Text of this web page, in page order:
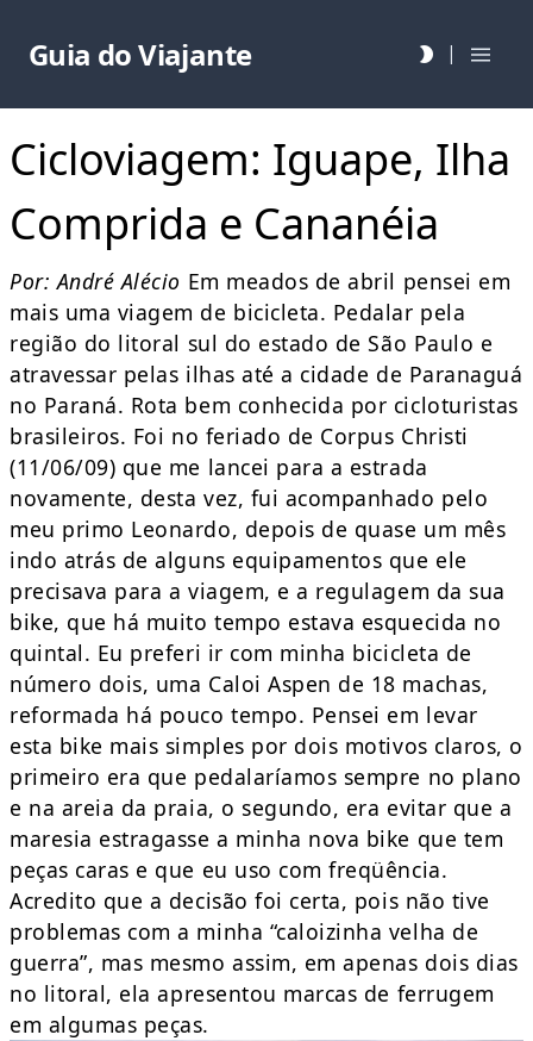
Guia do Viajante |
Cicloviagem: Iguape, Ilha
Comprida e Cananéia
Por: André Alécio Em meados de abril pensei em
mais uma viagem de bicicleta. Pedalar pela
região do litoral sul do estado de São Paulo e
atravessar pelas ilhas até a cidade de Paranaguá
no Paraná. Rota bem conhecida por cicloturistas
brasileiros. Foi no feriado de Corpus Christi
(11/06/09) que me lancei para a estrada
novamente, desta vez, fui acompanhado pelo
meu primo Leonardo, depois de quase um mês
indo atrás de alguns equipamentos que ele
precisava para a viagem, e a regulagem da sua
bike, que há muito tempo estava esquecida no
quintal. Eu preferi ir com minha bicicleta de
número dois, uma Caloi Aspen de 18 machas,
reformada há pouco tempo. Pensei em levar
esta bike mais simples por dois motivos claros, o
primeiro era que pedalaríamos sempre no plano
e na areia da praia, o segundo, era evitar que a
maresia estragasse a minha nova bike que tem
peças caras e que eu uso com freqüência.
Acredito que a decisão foi certa, pois não tive
problemas com a minha “caloizinha velha de
guerra”, mas mesmo assim, em apenas dois dias
no litoral, ela apresentou marcas de ferrugem
em algumas peças.